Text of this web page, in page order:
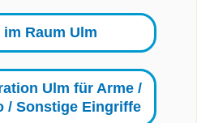
Raum Ulm
Ulm für Arme /
/ Sonstige Eingriffe